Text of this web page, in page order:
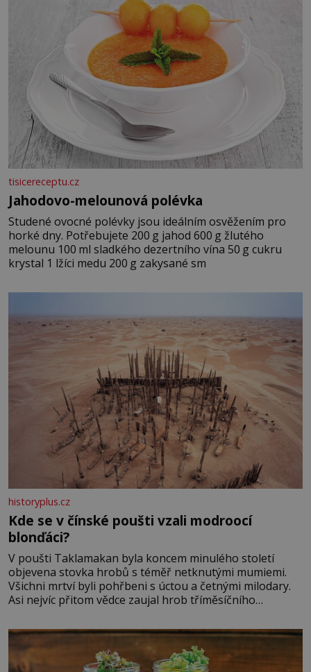
tisicereceptu.cz
Jahodovo-melounová polévka
Studené ovocné polévky jsou ideálním osvěžením pro
horké dny. Potřebujete 200 g jahod 600 g žlutého
melounu 100 ml sladkého dezertního vína 50 g cukru
krystal 1 lžíci medu 200 g zakysané sm
historyplus.cz
Kde se v čínské poušti vzali modroocí
blonďáci?
V poušti Taklamakan byla koncem minulého století
objevena stovka hrobů s téměř netknutými mumiemi.
Všichni mrtví byli pohřbeni s úctou a četnými milodary.
Asi nejvíc přitom vědce zaujal hrob tříměsíčního
blonďaté vlásky. Fakt, že jsou těla dávných lidí nesmírně
dobře zachovalá, přičítají odborníci zdejším klimatickým
podmínkám. Sucho, prosolené písky a extrémně